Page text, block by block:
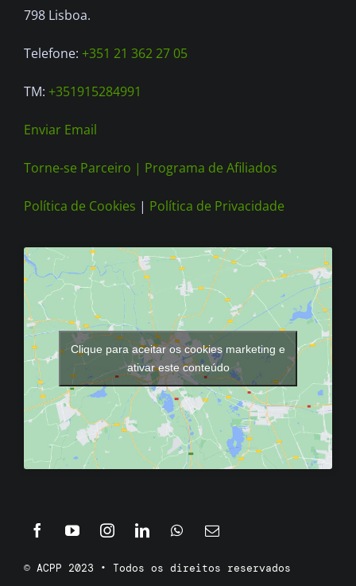
798 Lisboa.
Telefone: +351 21 362 27 05
TM: +351915284991
Enviar Email
Torne-se Parceiro | Programa de Afiliados
Política de Cookies | Política de Privacidade
Clique para aceitar os cookies marketing e
ativar este conteúdo
© ACPP 2023 • Todos os direitos reservados